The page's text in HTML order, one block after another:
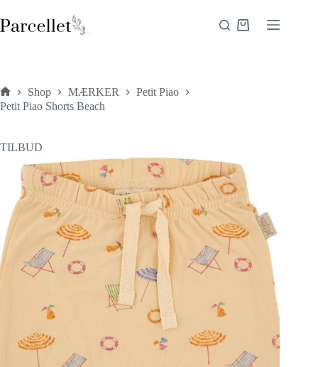
til
indhold
Indkøbskurv
Forside
Shop MÆRKER
Petit Piao
Petit Piao Shorts Beach
TILBUD